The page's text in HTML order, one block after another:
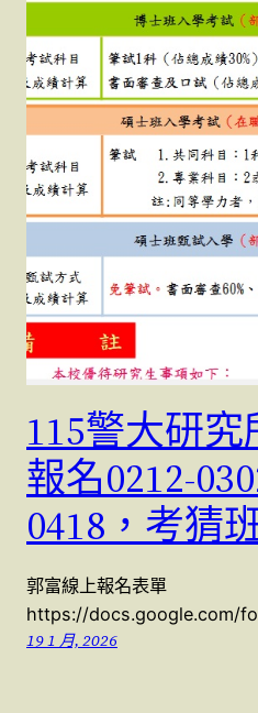
115警大研
報名0212-
0418，考猜
郭富線上報名表單
https://docs.google.com/
19 1 月, 2026